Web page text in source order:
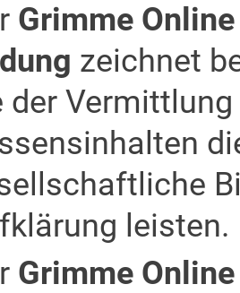
Grimme
zeichnet
der
leisten.
Grimme